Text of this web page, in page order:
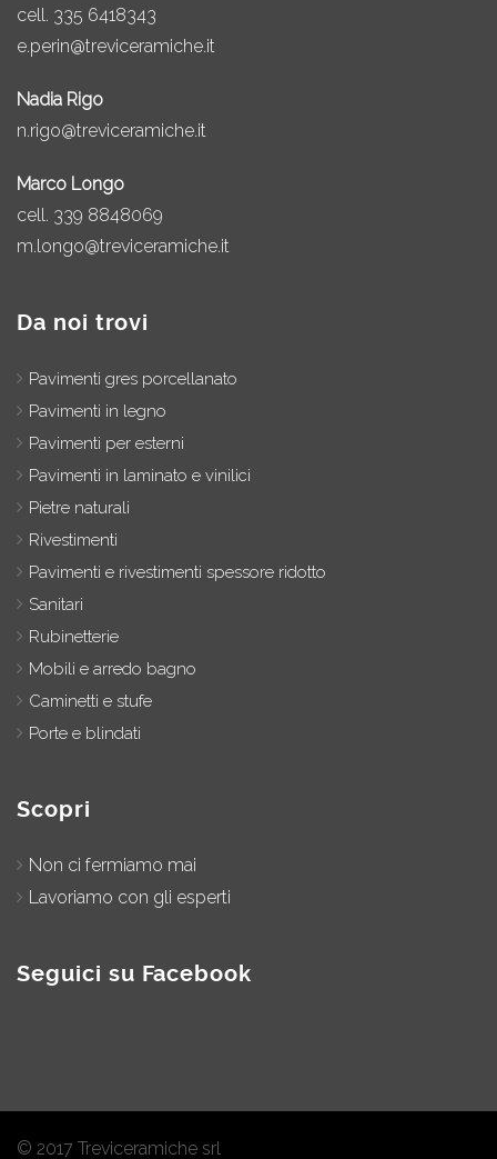
cell. 335 6418343
e.perin@treviceramiche.it
Nadia Rigo
n.rigo@treviceramiche.it
Marco Longo
cell. 339 8848069
m.longo@treviceramiche.it
Da noi trovi
Pavimenti gres porcellanato
Pavimenti in legno
Pavimenti per esterni
Pavimenti in laminato e vinilici
Pietre naturali
Rivestimenti
Pavimenti e rivestimenti spessore ridotto
Sanitari
Rubinetterie
Mobili e arredo bagno
Caminetti e stufe
Porte e blindati
Scopri
Non ci fermiamo mai
Lavoriamo con gli esperti
Seguici su Facebook
© 2017 Treviceramiche srl